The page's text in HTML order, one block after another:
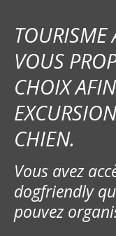
i
o
n
d
e
l
’
TOURISME
VOUS
CHOIX
CHIEN.
Vous avez
dogfriendly
pouvez